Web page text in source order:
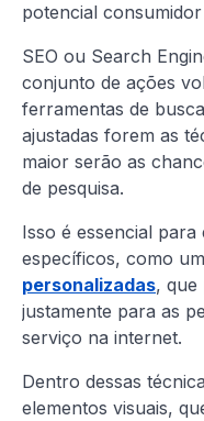
potencial
SEO ou Search
conjunto de ações
ferramentas de
ajustadas forem as
maior serão as
de pesquisa.
Isso é essencial
específicos, como
personalizadas, que
justamente para as
serviço na internet.
Dentro dessas
elementos visuais,